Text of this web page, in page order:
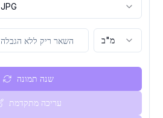
JPG
מ"ב
שנה תמונה
עריכה מתקדמת